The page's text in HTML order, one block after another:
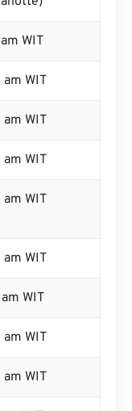
WIT
WIT
WIT
WIT
WIT
WIT
WIT
WIT
WIT